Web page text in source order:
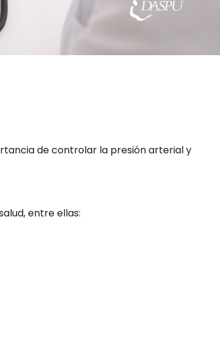
de controlar la presión arterial y
entre ellas: